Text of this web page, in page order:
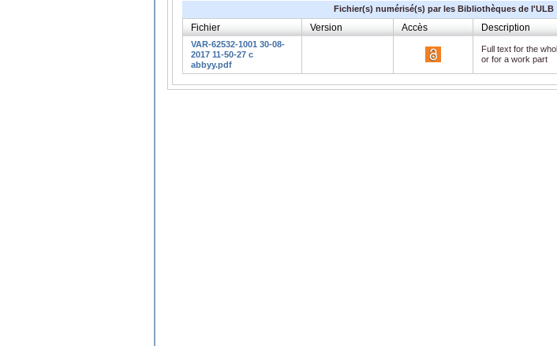
Fichier(s) numérisé(s) par les Bibliothèques de l'ULB
Fichier Version Accès Description
VAR-62532-1001 30-08-
2017 11-50-27 c
abbyy.pdf
Full text for the
or for a work part